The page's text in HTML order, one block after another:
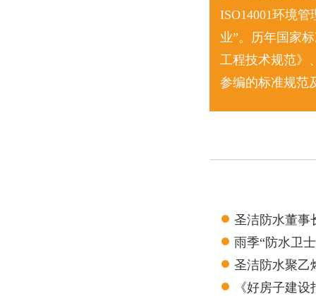
ISO14001环境
业”。历年国家
工程技术规范》
参编的标准规范
圣洁防水董事
雨季“防水卫
圣洁防水聚乙
测报告
《好房子建